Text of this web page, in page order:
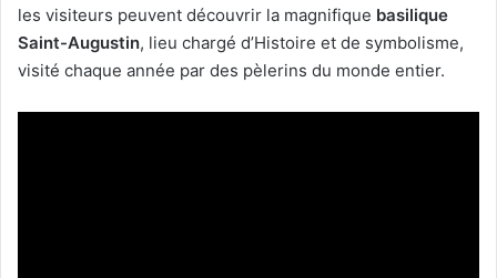
les visiteurs peuvent découvrir la magnifique basilique
Saint-Augustin, lieu chargé d’Histoire et de symbolisme,
visité chaque année par des pèlerins du monde entier.